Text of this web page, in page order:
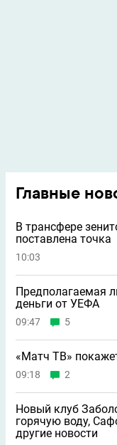
Главные
В трансфере
поставлена точка
10:03
Предполагаемая
деньги от УЕФА
09:47 5
«Матч ТВ»
09:18 2
Новый клуб
горячую воду,
другие новости